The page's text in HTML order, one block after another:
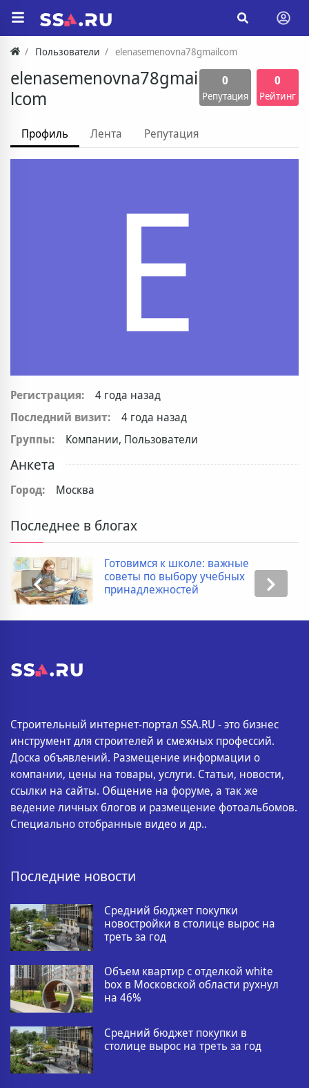
Пользователи elenasemenovna78gmailcom
elenasemenovna78gmai
lcom
0
Репутация
0
Рейтинг
Профиль Лента Репутация
E
Регистрация:
4 года назад
Последний визит:
4 года назад
Группы:
Компании, Пользователи
Анкета
Город: Москва
Последнее в блогах
Готовимся к школе: важные
советы по выбору учебных
принадлежностей
Строительный интернет-портал SSA.RU - это бизнес
инструмент для строителей и смежных профессий.
Доска объявлений. Размещение информации о
компании, цены на товары, услуги. Статьи, новости,
ссылки на сайты. Общение на форуме, а так же
ведение личных блогов и размещение фотоальбомов.
Специально отобранные видео и др..
Последние новости
Средний бюджет покупки
новостройки в столице вырос на
треть за год
Объем квартир с отделкой white
box в Московской области рухнул
на 46%
Средний бюджет покупки в
столице вырос на треть за год